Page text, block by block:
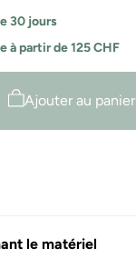
30 jours
à partir de 125 CHF
Ajouter au panier
le matériel